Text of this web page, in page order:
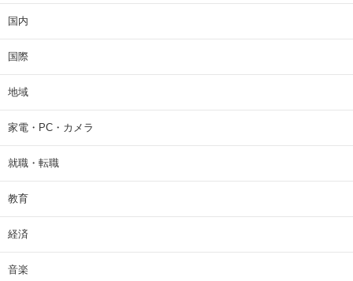
国内
国際
地域
家電・PC・カメラ
就職・転職
教育
経済
音楽